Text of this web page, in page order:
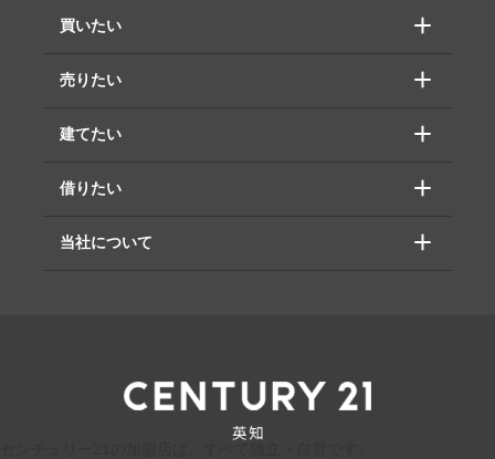
買いたい
売りたい
建てたい
借りたい
当社について